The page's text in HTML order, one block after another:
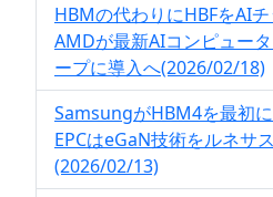
HBMの代わりにHBFをAIチ
AMDが最新AIコンピュー
ープに導入へ(2026/02/18)
SamsungがHBM4を最初
EPCはeGaN技術をルネサ
(2026/02/13)